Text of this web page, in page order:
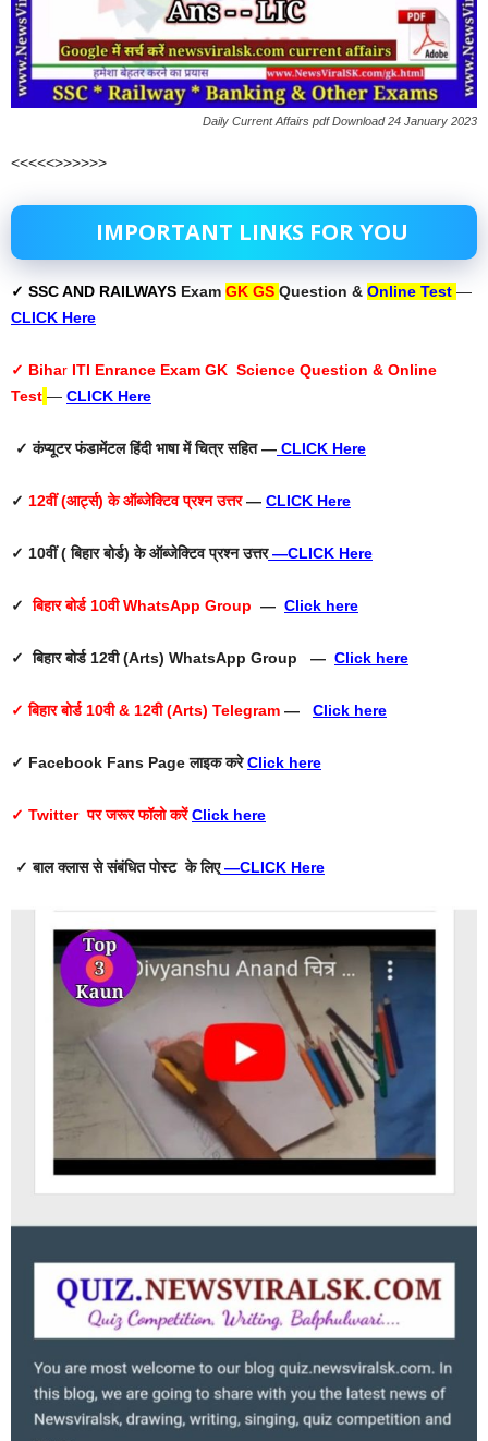
Daily Current Affairs pdf Download 24 January 2023
<<<<<>>>>>>
IMPORTANT LINKS FOR YOU
✓ SSC AND RAILWAYS Exam GK GS Question & Online Test —
CLICK Here
✓ Bihar ITI Enrance Exam GK Science Question & Online
Test — CLICK Here
✓ कंप्यूटर फंडामेंटल हिंदी भाषा में चित्र सहित — CLICK Here
✓ 12वीं (आर्ट्स) के ऑब्जेक्टिव प्रश्न उत्तर— CLICK Here
✓ 10वीं ( बिहार बोर्ड) के ऑब्जेक्टिव प्रश्न उत्तर—CLICK Here
✓बिहार बोर्ड 10वी WhatsApp Group — Click here
✓ बिहार बोर्ड 12वी (Arts) WhatsApp Group — Click here
✓ बिहार बोर्ड 10वी & 12वी (Arts) Telegram — Click here
✓ Facebook Fans Page लाइक करेClick here
✓ Twitter पर जरूर फॉलो करें Click here
✓ बाल क्लास से संबंधित पोस्ट के लिए—CLICK Here